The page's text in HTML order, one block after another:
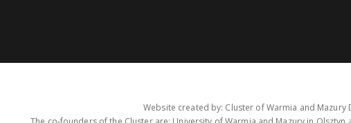
Website created by: Cluster of Warmia and Mazury